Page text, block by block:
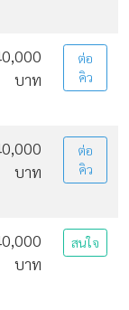
บาท
ต่อ
คิว
บาท
ต่อ
คิว
บาท
สนใจ